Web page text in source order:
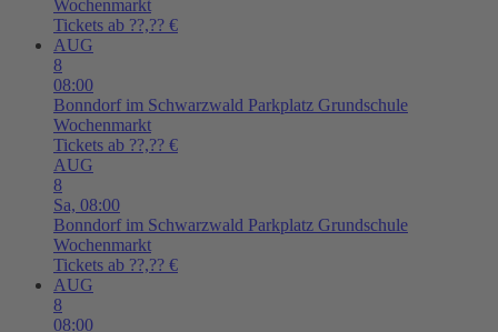
Wochenmarkt
Tickets ab ??,?? €
AUG
8
08:00
Bonndorf im Schwarzwald Parkplatz Grundschule
Wochenmarkt
Tickets ab ??,?? €
AUG
8
Sa, 08:00
Bonndorf im Schwarzwald Parkplatz Grundschule
Wochenmarkt
Tickets ab ??,?? €
AUG
8
08:00